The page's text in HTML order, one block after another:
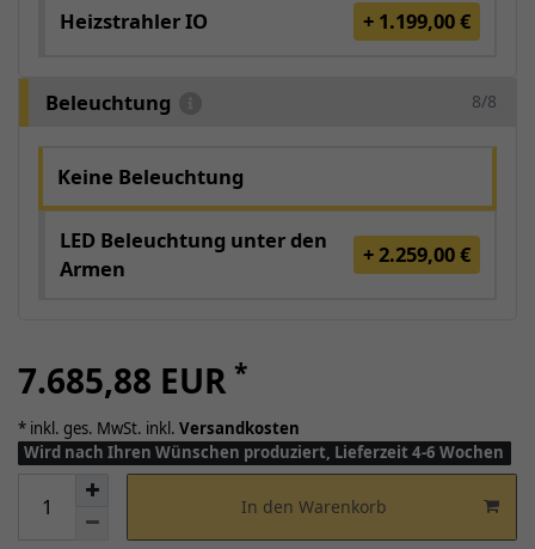
Heizstrahler IO + 1.199,00 €
Beleuchtung 8/8
Keine Beleuchtung
LED Beleuchtung unter den
Armen
+ 2.259,00 €
7.685,88 EUR *
* inkl. ges. MwSt. inkl. Versandkosten
Wird nach Ihren Wünschen produziert, Lieferzeit 4-6 Wochen
In den Warenkorb